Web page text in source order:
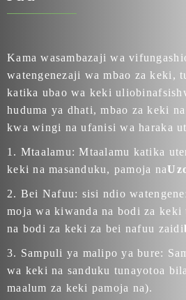
Kama wasambazaji wa
watengenezaji wa mbao za keki,
katika ubao wa keki
huduma ya dhati, mbao za keki na
kwa wingi na ufanisi wa haraka
1. Mtaalamu: Mtaalamu katika
keki na masanduku, pamoja na
2. Bei Nafuu: sisi ndio
moja wa kiwanda na bodi za keki
na bodi za keki za bei nafuu zaidi
3. Sampuli ya malipo ya bure:
wa keki na sanduku tunayotoa
maalum za keki pamoja na).